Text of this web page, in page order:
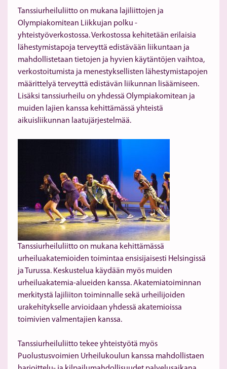
Tanssiurheiluliitto on mukana lajiliittojen ja
Olympiakomitean Liikkujan polku -
yhteistyöverkostossa. Verkostossa kehitetään erilaisia
lähestymistapoja terveyttä edistävään liikuntaan ja
mahdollistetaan tietojen ja hyvien käytäntöjen vaihtoa,
verkostoitumista ja menestyksellisten lähestymistapojen
määrittelyä terveyttä edistävän liikunnan lisäämiseen.
Lisäksi tanssiurheilu on yhdessä Olympiakomitean ja
muiden lajien kanssa kehittämässä yhteistä
aikuisliikunnan laatujärjestelmää.
Tanssiurheiluliitto on mukana kehittämässä
urheiluakatemioiden toimintaa ensisijaisesti Helsingissä
ja Turussa. Keskustelua käydään myös muiden
urheiluakatemia-alueiden kanssa. Akatemiatoiminnan
merkitystä lajiliiton toiminnalle sekä urheilijoiden
urakehitykselle arvioidaan yhdessä akatemioissa
toimivien valmentajien kanssa.
Tanssiurheiluliitto tekee yhteistyötä myös
Puolustusvoimien Urheilukoulun kanssa mahdollistaen